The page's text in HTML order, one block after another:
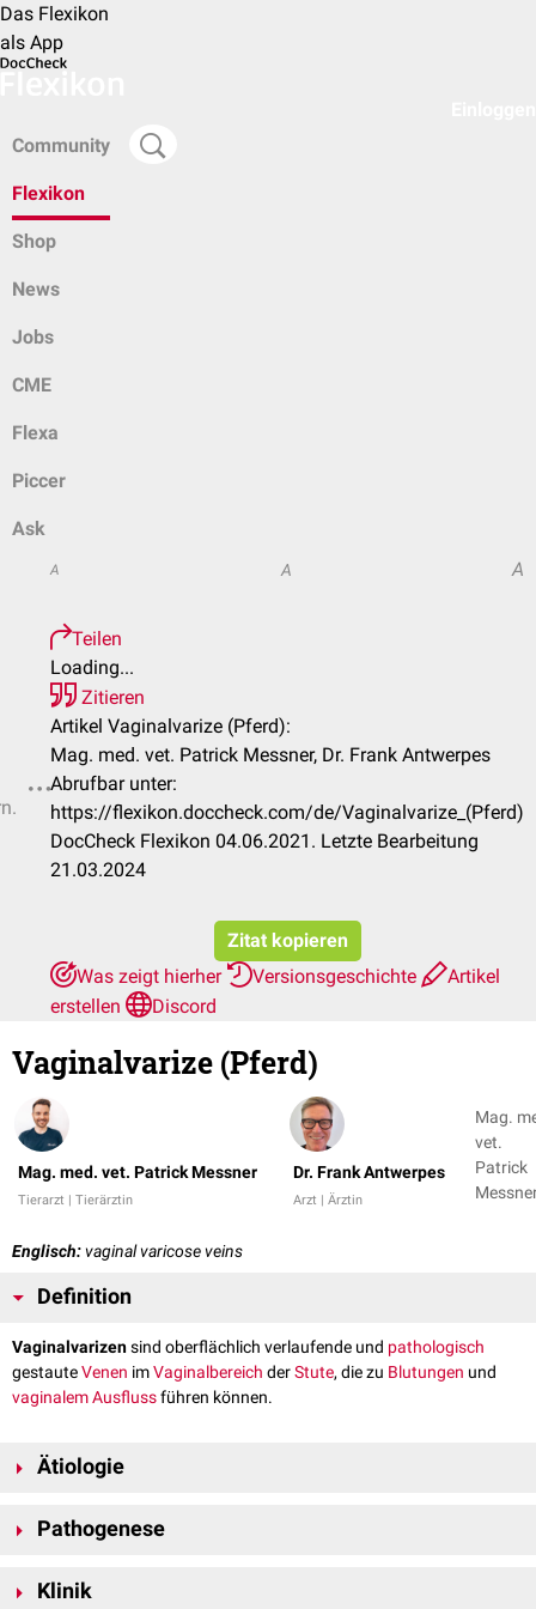
Das Flexikon
als App
Community
Flexikon
Shop
News
Jobs
CME
Flexa
Piccer
Ask
A A A
Teilen
Loading...
Zitieren
Artikel Vaginalvarize (Pferd):
Mag. med. vet. Patrick Messner, Dr. Frank Antwerpes
Abrufbar unter:
https://flexikon.doccheck.com/de/Vaginalvarize_(Pferd)
DocCheck Flexikon 04.06.2021. Letzte Bearbeitung
21.03.2024
Zitat kopieren
Was zeigt hierher
Versionsgeschichte
Artikel
erstellen
Discord
Vaginalvarize (Pferd)
Mag. med. vet. Patrick Messner
Tierarzt | Tierärztin
Dr. Frank Antwerpes
Arzt | Ärztin
Mag.
vet.
Patrick
Englisch: vaginal varicose veins
Definition
Vaginalvarizensind oberflächlich verlaufende und pathologisch
gestauteVenen imVaginalbereich derStute, die zu Blutungen und
vaginalemAusflussführen können.
Ätiologie
Diskutiert werden einerseits eine altersassoziierte Venenschwäche,
genitalen
Schleimhäute
Pathogenese
des Hymenalrings. Abhängig von ihrer Lage und Ausprägung können sie
Klinik